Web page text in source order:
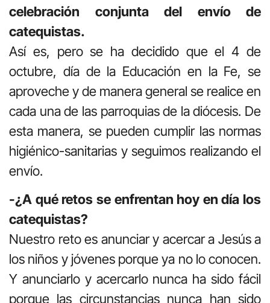
celebración conjunta del envío de
catequistas.
Así es, pero se ha decidido que el 4 de
octubre, día de la Educación en la Fe, se
aproveche y de manera general se realice en
cada una de las parroquias de la diócesis. De
esta manera, se pueden cumplir las normas
higiénico-sanitarias y seguimos realizando el
envío.
-¿A qué retos se enfrentan hoy en día los
catequistas?
Nuestro reto es anunciar y acercar a Jesús a
los niños y jóvenes porque ya no lo conocen.
Y anunciarlo y acercarlo nunca ha sido fácil
porque las circunstancias nunca han sido